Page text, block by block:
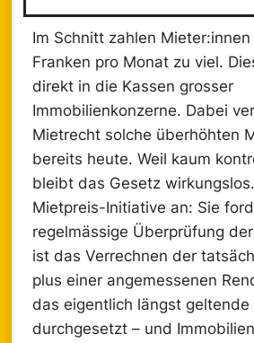
Im Schnitt zahlen
Franken pro Monat zu viel.
direkt in die Kassen grosser
Immobilienkonzerne. Dabei
Mietrecht solche überhöhten
bereits heute. Weil kaum
bleibt das Gesetz
Mietpreis-Initiative an: Sie
regelmässige Überprüfung
ist das Verrechnen der
plus einer angemessenen
das eigentlich längst geltende
durchgesetzt – und